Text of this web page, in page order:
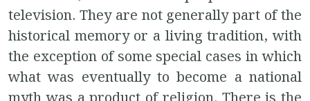
television. They are not generally part of the
historical memory or a living tradition, with
the exception of some special cases in which
what was eventually to become a national